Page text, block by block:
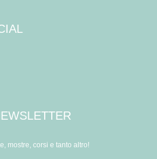
mostre, corsi e tanto altro!